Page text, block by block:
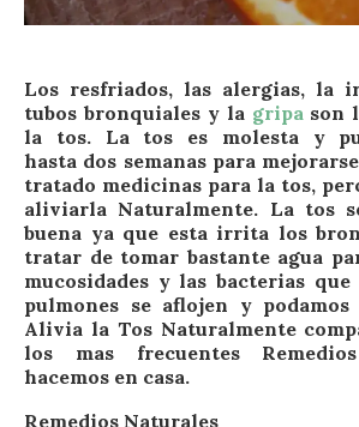
Los resfriados, las alergias, la
tubos bronquiales y la gripa son
la tos. La tos es molesta y
hasta dos semanas para
tratado medicinas para la tos,
aliviarla Naturalmente. La tos
buena ya que esta irrita los
tratar de tomar bastante agua
mucosidades y las bacterias
pulmones se aflojen y podamos
Alivia la Tos Naturalmente
los mas frecuentes
hacemos en casa.
Remedios Naturales